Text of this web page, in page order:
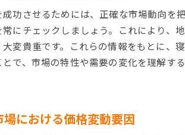
将来の
寝屋川市で
売却前
功させるためには、正確な市場動向を
にチェックしましょう。これにより、
変貴重です。これらの情報をもとに
で、市場の特性や需要の変化を理解す
における価格変動要因